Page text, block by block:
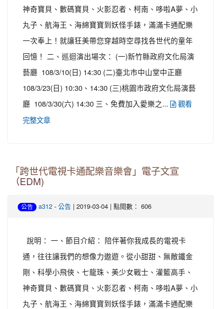
神奇寶貝、數碼寶貝、火影忍者、柯南、哆啦A夢、小
丸子、航海王、海綿寶寶到妖怪手錶，滿滿卡通配樂
一次奉上！就讓狂美帶您穿越時空尋找各世代的童年
回憶！ 二、巡迴演出場次： (一)新竹縣政府文化局演
藝廳 108/3/10(日) 14:30 (二)臺北市中山堂中正廳
108/3/23(日) 10:30、14:30 (三)桃園市政府文化局演藝
廳 108/3/30(六) 14:30 三、免費加入愛樂之...
觀看
完整文章
「跨世代電視卡通配樂音樂會」電子文宣
（EDM)
公告 a312 - 公告 | 2019-03-04 | 點閱數： 606
說明： 一、節目介紹： 陪伴著你我成長的電視卡
通，往往讓我們的想像力遨遊。從小甜甜、無敵鐵金
剛、科學小飛俠、七龍珠、美少女戰士、灌籃高手、
神奇寶貝、數碼寶貝、火影忍者、柯南、哆啦A夢、小
丸子、航海王、海綿寶寶到妖怪手錶，滿滿卡通配樂